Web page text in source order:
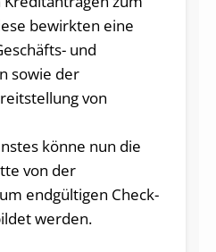
bewirkten eine
und
sowie der
von
könne nun die
von der
endgültigen Check-
werden.